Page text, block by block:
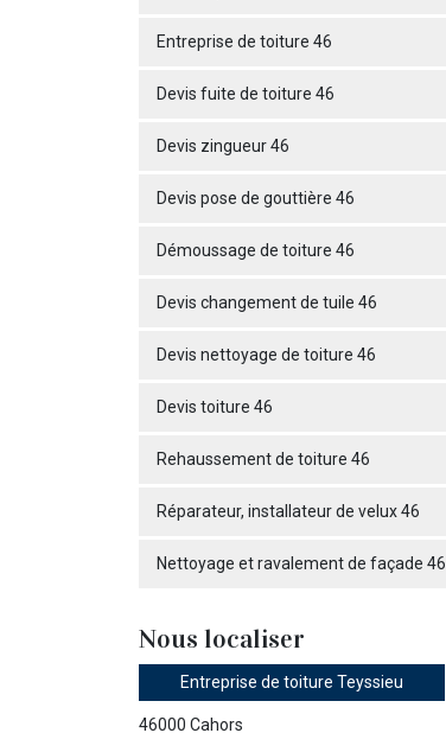
Entreprise de toiture 46
Devis fuite de toiture 46
Devis zingueur 46
Devis pose de gouttière 46
Démoussage de toiture 46
Devis changement de tuile 46
Devis nettoyage de toiture 46
Devis toiture 46
Rehaussement de toiture 46
Réparateur, installateur de velux 46
Nettoyage et ravalement de façade 46
Nous localiser
Entreprise de toiture Teyssieu
46000 Cahors